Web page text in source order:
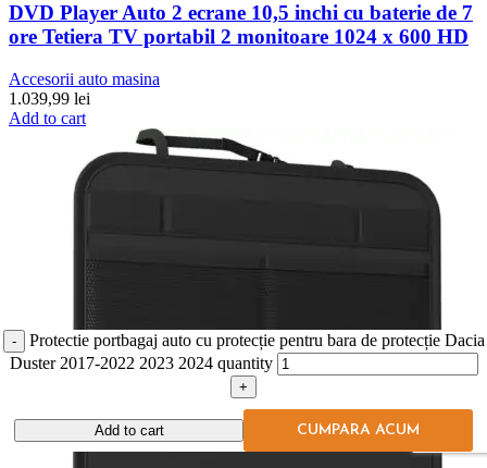
Protectie portbagaj auto cu protecție pentru bara de protecție Dacia
Duster 2017-2022 2023 2024 quantity
Add to cart CUMPARA ACUM
DVD Player Auto 2 ecrane 10,5 inchi cu baterie de 7
ore Tetiera TV portabil 2 monitoare 1024 x 600 HD
Accesorii auto masina
1.039,99 lei
Add to cart